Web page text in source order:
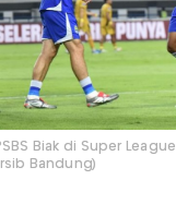
Biak di Super League
Bandung)